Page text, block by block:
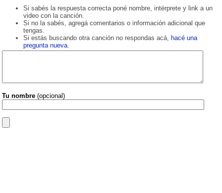
Si sabés la respuesta correcta poné nombre, intérprete y link a un
video con la canción.
Si no la sabés, agregá comentarios o información adicional que
tengas.
Si estás buscando otra canción no respondas acá, hacé una
pregunta nueva.
Tu nombre (opcional)